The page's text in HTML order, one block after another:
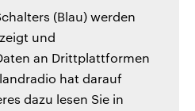
(Blau) werden
und
an Drittplattformen
hat darauf
dazu lesen Sie in